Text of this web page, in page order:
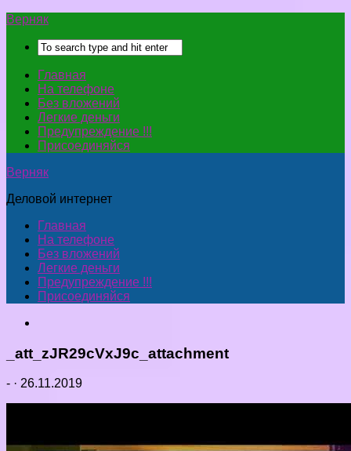
Верняк
Главная
На телефоне
Без вложений
Легкие деньги
Предупреждение !!!
Присоединяйся
Верняк
Деловой интернет
Главная
На телефоне
Без вложений
Легкие деньги
Предупреждение !!!
Присоединяйся
_att_zJR29cVxJ9c_attachment
- · 26.11.2019